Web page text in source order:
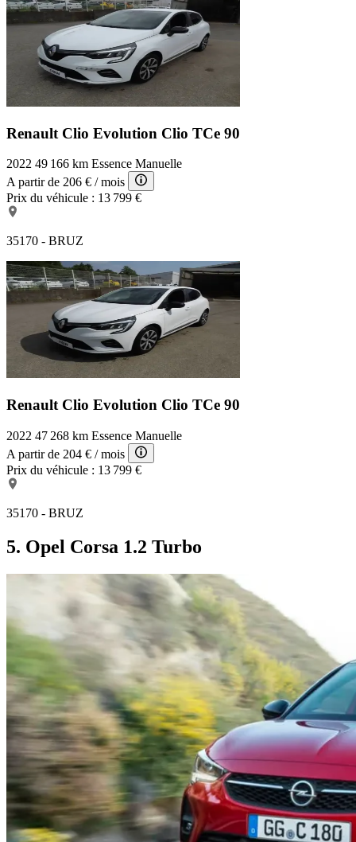
Renault Clio Evolution Clio TCe 90
2022 49 166 km Essence Manuelle
A partir de 206 € / mois
Prix du véhicule : 13 799 €
35170 - BRUZ
Renault Clio Evolution Clio TCe 90
2022 47 268 km Essence Manuelle
A partir de 204 € / mois
Prix du véhicule : 13 799 €
35170 - BRUZ
5. Opel Corsa 1.2 Turbo